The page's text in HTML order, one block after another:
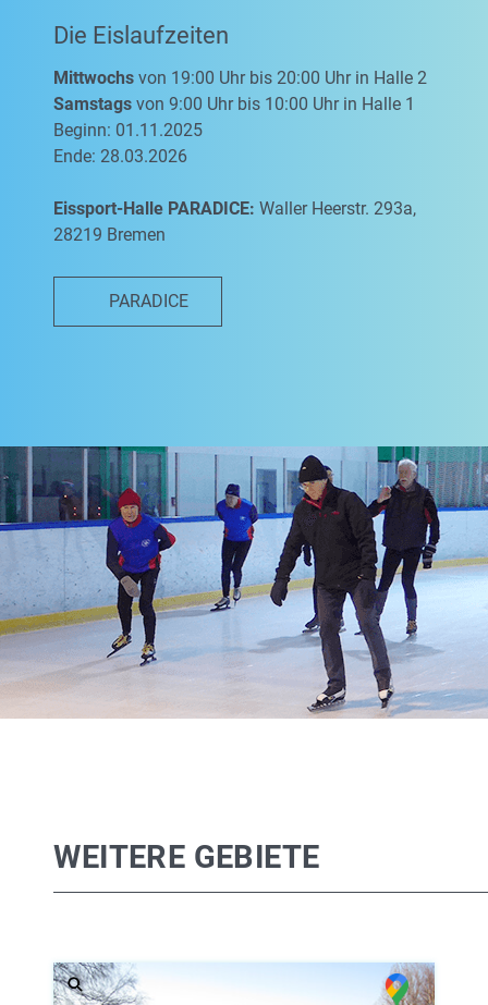
Die Eislaufzeiten
Mittwochs von 19:00 Uhr bis 20:00 Uhr in Halle 2
Samstags von 9:00 Uhr bis 10:00 Uhr in Halle 1
Beginn: 01.11.2025
Ende: 28.03.2026
Eissport-Halle PARADICE: Waller Heerstr. 293a,
28219 Bremen
PARADICE
WEITERE GEBIETE